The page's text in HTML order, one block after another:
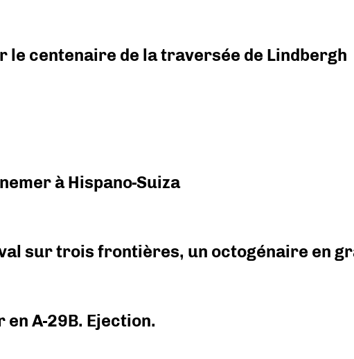
le centenaire de la traversée de Lindbergh
à Hispano-Suiza
sur trois frontières, un octogénaire en
en A-29B. Ejection.